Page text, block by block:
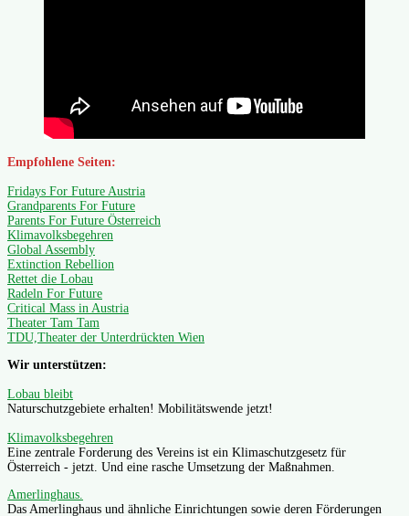
Empfohlene Seiten:
Fridays For Future Austria
Grandparents For Future
Parents For Future Österreich
Klimavolksbegehren
Global Assembly
Extinction Rebellion
Rettet die Lobau
Radeln For Future
Critical Mass in Austria
Theater Tam Tam
TDU,Theater der Unterdrückten Wien
Wir unterstützen:
Lobau bleibt
Naturschutzgebiete erhalten! Mobilitätswende jetzt!
Klimavolksbegehren
Eine zentrale Forderung des Vereins ist ein Klimaschutzgesetz für
Österreich - jetzt. Und eine rasche Umsetzung der Maßnahmen.
Amerlinghaus.
Das Amerlinghaus und ähnliche Einrichtungen sowie deren Förderungen